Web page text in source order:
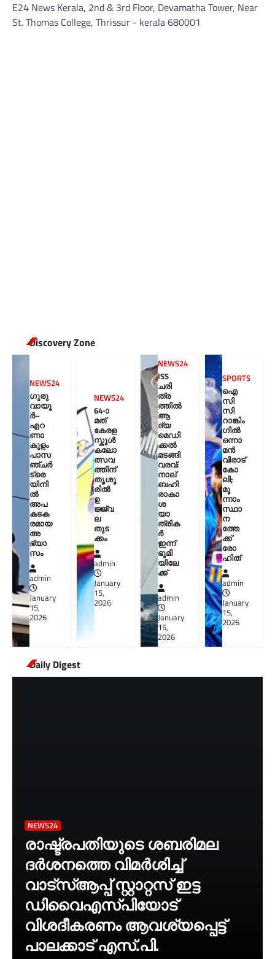
E24 News Kerala, 2nd & 3rd Floor, Devamatha Tower, Near
St. Thomas College, Thrissur​ - kerala 680001
Discovery Zone
NEWS24
ഗുരു
വായൂ
ർ–
എറ
ണാ
കുളം
പാസ
ഞ്ചർ
ട്രെ
യിനി
ൽ
അപ
കടക
രമായ
അ
ഭ്യാ
സം
admin
January
15,
2026
NEWS24
64-ാ
മത്
കേരള
സ്കൂൾ
കലോ
ത്സവ
ത്തിന്
തൃശൂ
രിൽ
ഉ
ജ്ജ്വ
ല
തുട
ക്കം
admin
January
15,
2026
NEWS24
ISS
ചരി
ത്ര
ത്തിൽ
ആ
ദ്യ
മെഡി
ക്കൽ
മടങ്ങി
വരവ്:
നാല്
ബഹി
രാകാ
ശ
യാ
ത്രിക
ർ
ഇന്ന്
ഭൂമി
യിലേ
ക്ക്
admin
January
15,
2026
SPORTS
ഐ
സി
സി
റാങ്കിം
ഗിൽ
ഒന്നാ
മൻ
വിരാട്
കോ
ലി;
മൂ
ന്നാം
സ്ഥാ
ന
ത്തേ
ക്ക്
രോ
ഹിത്
admin
January
15,
2026
Daily Digest
NEWS24
രാഷ്ട്രപതിയുടെ ശബരിമല
ദർശനത്തെ വിമർശിച്ച്
വാട്‌സ്ആപ്പ് സ്റ്റാറ്റസ് ഇട്ട
ഡിവൈഎസ്‌പിയോട്
വിശദീകരണം ആവശ്യപ്പെട്ട്
പാലക്കാട് എസ്.പി.